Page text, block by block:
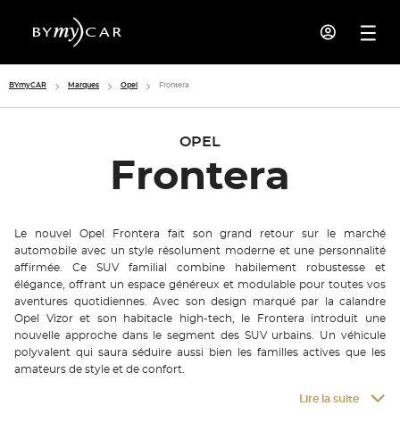
BYmyCAR Marques Opel Frontera
OPEL
Frontera
Le nouvel Opel Frontera fait son grand retour sur le marché
automobile avec un style résolument moderne et une personnalité
affirmée. Ce SUV familial combine habilement robustesse et
élégance, offrant un espace généreux et modulable pour toutes vos
aventures quotidiennes. Avec son design marqué par la calandre
Opel Vizor et son habitacle high-tech, le Frontera introduit une
nouvelle approche dans le segment des SUV urbains. Un véhicule
polyvalent qui saura séduire aussi bien les familles actives que les
amateurs de style et de confort.
Lire la suite